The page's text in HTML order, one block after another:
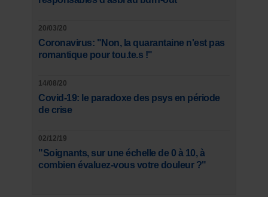
20/03/20
Coronavirus: "Non, la quarantaine n'est pas
romantique pour tou.te.s !"
14/08/20
Covid-19: le paradoxe des psys en période
de crise
02/12/19
"Soignants, sur une échelle de 0 à 10, à
combien évaluez-vous votre douleur ?"